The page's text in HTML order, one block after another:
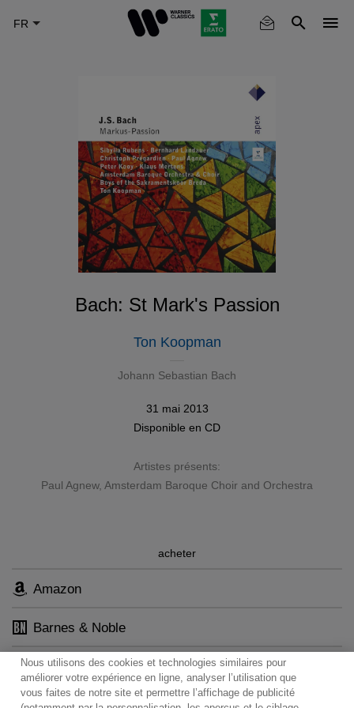
Bach: St Mark's Passion
Ton Koopman
Johann Sebastian Bach
31 mai 2013
Disponible en CD
Artistes présents:
Paul Agnew, Amsterdam Baroque Choir and Orchestra
acheter
Amazon
Barnes & Noble
Nous utilisons des cookies et technologies similaires pour
améliorer votre expérience en ligne, analyser l’utilisation que
vous faites de notre site et permettre l’affichage de publicité